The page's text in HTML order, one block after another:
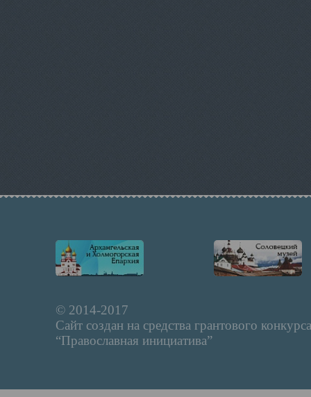
© 2014-2017
Сайт создан на средства грантового конкурса
“Православная инициатива”